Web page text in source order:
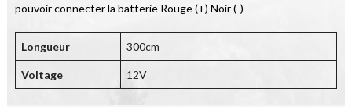
pouvoir connecter la batterie Rouge (+) Noir (-)
Longueur 300cm
Voltage 12V